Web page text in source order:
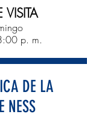
p. m.
DE LA
NESS